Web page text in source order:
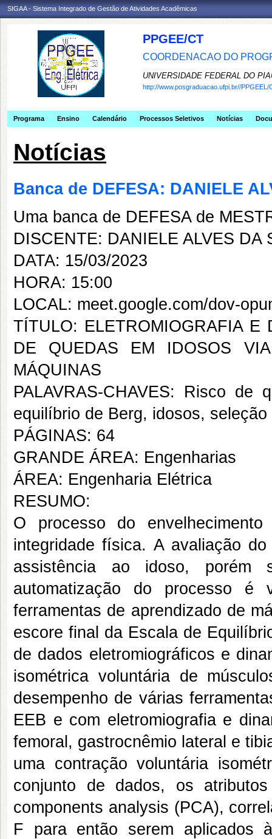
SIGAA - Sistema Integrado de Gestão de Atividades Acadêmicas
PPGEE/CT
COORDENACAO DO
UNIVERSIDADE FEDERAL DO
http://www.posgraduacao.ufpi.br//PPGEEL/
Programa Ensino Calendário Processos Seletivos Notícias
Notícias
Banca de DEFESA: DANIELE
Uma banca de DEFESA de
DISCENTE: DANIELE ALVES DA
DATA: 15/03/2023
HORA: 15:00
LOCAL: meet.google.com/dov-
TÍTULO: ELETROMIOGRAFIA E
DE QUEDAS EM IDOSOS
MÁQUINAS
PALAVRAS-CHAVES: Risco de
equilíbrio de Berg, idosos,
PÁGINAS: 64
GRANDE ÁREA: Engenharias
ÁREA: Engenharia Elétrica
RESUMO:
O processo do
integridade física. A avaliação
assistência ao idoso,
automatização do processo
ferramentas de aprendizado de
escore final da Escala de
de dados eletromiográficos e
isométrica voluntária de
desempenho de várias
EEB e com eletromiografia e
femoral, gastrocnêmio lateral e
uma contração voluntária
conjunto de dados, os
components analysis (PCA),
F para então serem aplicados